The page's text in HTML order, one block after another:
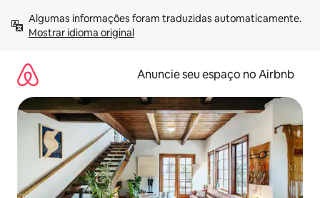
para
Mostrar idioma original
Anuncie seu espaço no Airbnb